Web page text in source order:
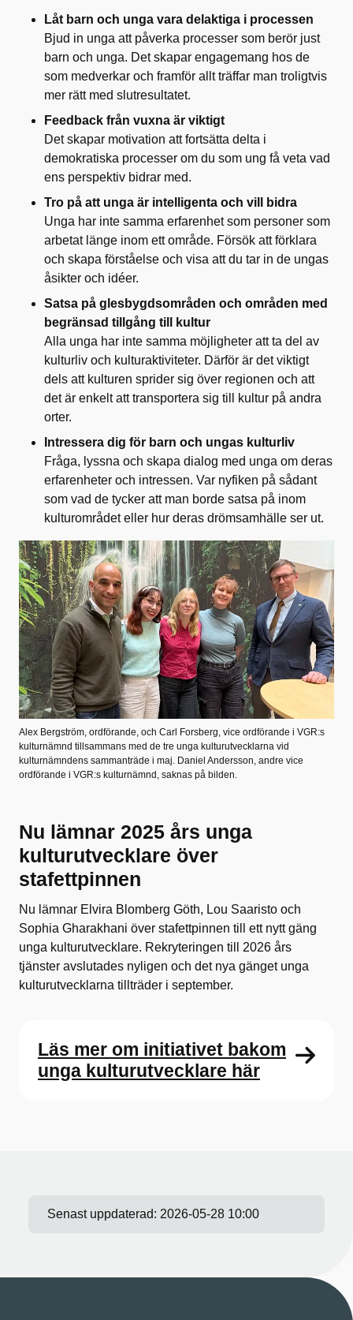
Låt barn och unga vara delaktiga i processen
Bjud in unga att påverka processer som berör just
barn och unga. Det skapar engagemang hos de
som medverkar och framför allt träffar man troligtvis
mer rätt med slutresultatet.
Feedback från vuxna är viktigt
Det skapar motivation att fortsätta delta i
demokratiska processer om du som ung få veta vad
ens perspektiv bidrar med.
Tro på att unga är intelligenta och vill bidra
Unga har inte samma erfarenhet som personer som
arbetat länge inom ett område. Försök att förklara
och skapa förståelse och visa att du tar in de ungas
åsikter och idéer.
Satsa på glesbygdsområden och områden med
begränsad tillgång till kultur
Alla unga har inte samma möjligheter att ta del av
kulturliv och kulturaktiviteter. Därför är det viktigt
dels att kulturen sprider sig över regionen och att
det är enkelt att transportera sig till kultur på andra
orter.
Intressera dig för barn och ungas kulturliv
Fråga, lyssna och skapa dialog med unga om deras
erfarenheter och intressen. Var nyfiken på sådant
som vad de tycker att man borde satsa på inom
kulturområdet eller hur deras drömsamhälle ser ut.
Alex Bergström, ordförande, och Carl Forsberg, vice ordförande i VGR:s
kulturnämnd tillsammans med de tre unga kulturutvecklarna vid
kulturnämndens sammanträde i maj. Daniel Andersson, andre vice
ordförande i VGR:s kulturnämnd, saknas på bilden.
Nu lämnar 2025 års unga
kulturutvecklare över
stafettpinnen
Nu lämnar Elvira Blomberg Göth, Lou Saaristo och
Sophia Gharakhani över stafettpinnen till ett nytt gäng
unga kulturutvecklare. Rekryteringen till 2026 års
tjänster avslutades nyligen och det nya gänget unga
kulturutvecklarna tillträder i september.
Läs mer om initiativet bakom
unga kulturutvecklare här
Senast uppdaterad: 2026-05-28 10:00